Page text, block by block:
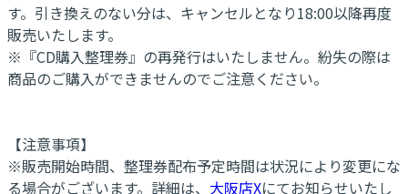
す。引き換えのない分は、キャンセルとなり18:00以降再度
販売いたします。
※『CD購入整理券』の再発行はいたしません。紛失の際は
商品のご購入ができませんのでご注意ください。
【注意事項】
※販売開始時間、整理券配布予定時間は状況により変更にな
る場合がございます。詳細は、 大阪店Xにてお知らせいたし